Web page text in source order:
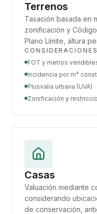
Terrenos
Tasación basada en
zonificación y
Plano Límite, altura
FOT y metros
Incidencia por m²
Plusvalía urbana (UVA)
Zonificación y
Casas
Valuación mediante
considerando
de conservación,